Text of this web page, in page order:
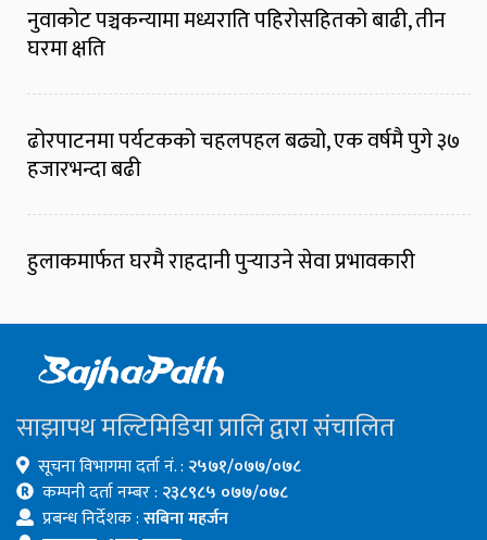
नुवाकोट पञ्चकन्यामा मध्यराति पहिरोसहितको बाढी, तीन
घरमा क्षति
ढोरपाटनमा पर्यटकको चहलपहल बढ्यो, एक वर्षमै पुगे ३७
हजारभन्दा बढी
हुलाकमार्फत घरमै राहदानी पुर्‍याउने सेवा प्रभावकारी
साझापथ मल्टिमिडिया प्रालि द्वारा संचालित
सूचना विभागमा दर्ता नं. : २५७१/०७७/०७८
कम्पनी दर्ता नम्बर : २३८९८५ ०७७/०७८
प्रबन्ध निर्देशक :सबिना महर्जन